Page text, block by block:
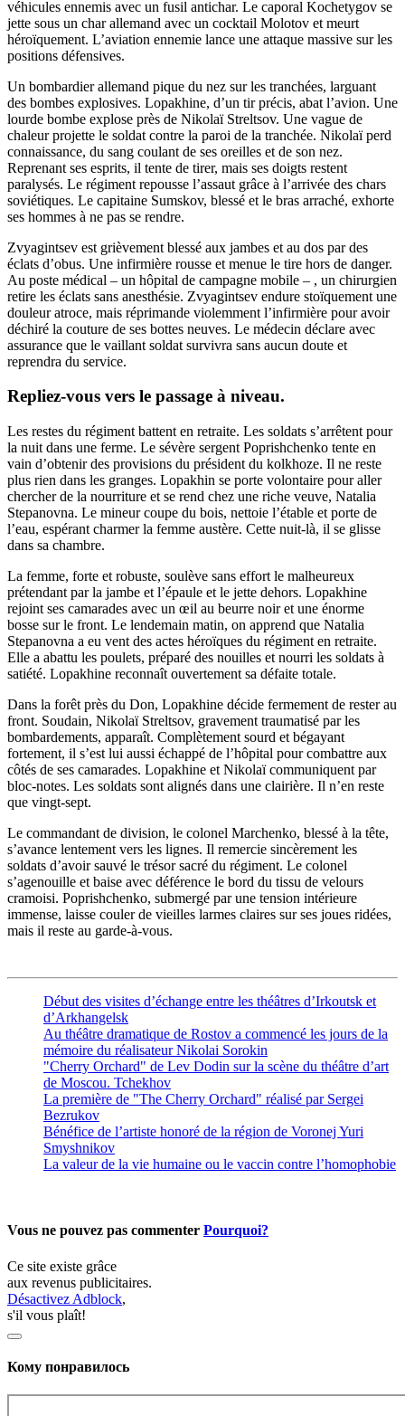
véhicules ennemis avec un fusil antichar. Le caporal Kochetygov se
jette sous un char allemand avec un cocktail Molotov et meurt
héroïquement. L’aviation ennemie lance une attaque massive sur les
positions défensives.
Un bombardier allemand pique du nez sur les tranchées, larguant
des bombes explosives. Lopakhine, d’un tir précis, abat l’avion. Une
lourde bombe explose près de Nikolaï Streltsov. Une vague de
chaleur projette le soldat contre la paroi de la tranchée. Nikolaï perd
connaissance, du sang coulant de ses oreilles et de son nez.
Reprenant ses esprits, il tente de tirer, mais ses doigts restent
paralysés. Le régiment repousse l’assaut grâce à l’arrivée des chars
soviétiques. Le capitaine Sumskov, blessé et le bras arraché, exhorte
ses hommes à ne pas se rendre.
Zvyagintsev est grièvement blessé aux jambes et au dos par des
éclats d’obus. Une infirmière rousse et menue le tire hors de danger.
Au poste médical – un hôpital de campagne mobile – , un chirurgien
retire les éclats sans anesthésie. Zvyagintsev endure stoïquement une
douleur atroce, mais réprimande violemment l’infirmière pour avoir
déchiré la couture de ses bottes neuves. Le médecin déclare avec
assurance que le vaillant soldat survivra sans aucun doute et
reprendra du service.
Repliez-vous vers le passage à niveau.
Les restes du régiment battent en retraite. Les soldats s’arrêtent pour
la nuit dans une ferme. Le sévère sergent Poprishchenko tente en
vain d’obtenir des provisions du président du kolkhoze. Il ne reste
plus rien dans les granges. Lopakhin se porte volontaire pour aller
chercher de la nourriture et se rend chez une riche veuve, Natalia
Stepanovna. Le mineur coupe du bois, nettoie l’étable et porte de
l’eau, espérant charmer la femme austère. Cette nuit-là, il se glisse
dans sa chambre.
La femme, forte et robuste, soulève sans effort le malheureux
prétendant par la jambe et l’épaule et le jette dehors. Lopakhine
rejoint ses camarades avec un œil au beurre noir et une énorme
bosse sur le front. Le lendemain matin, on apprend que Natalia
Stepanovna a eu vent des actes héroïques du régiment en retraite.
Elle a abattu les poulets, préparé des nouilles et nourri les soldats à
satiété. Lopakhine reconnaît ouvertement sa défaite totale.
Dans la forêt près du Don, Lopakhine décide fermement de rester au
front. Soudain, Nikolaï Streltsov, gravement traumatisé par les
bombardements, apparaît. Complètement sourd et bégayant
fortement, il s’est lui aussi échappé de l’hôpital pour combattre aux
côtés de ses camarades. Lopakhine et Nikolaï communiquent par
bloc-notes. Les soldats sont alignés dans une clairière. Il n’en reste
que vingt-sept.
Le commandant de division, le colonel Marchenko, blessé à la tête,
s’avance lentement vers les lignes. Il remercie sincèrement les
soldats d’avoir sauvé le trésor sacré du régiment. Le colonel
s’agenouille et baise avec déférence le bord du tissu de velours
cramoisi. Poprishchenko, submergé par une tension intérieure
immense, laisse couler de vieilles larmes claires sur ses joues ridées,
mais il reste au garde-à-vous.
Début des visites d’échange entre les théâtres d’Irkoutsk et
d’Arkhangelsk
Au théâtre dramatique de Rostov a commencé les jours de la
mémoire du réalisateur Nikolai Sorokin
"Cherry Orchard" de Lev Dodin sur la scène du théâtre d’art
de Moscou. Tchekhov
La première de "The Cherry Orchard" réalisé par Sergei
Bezrukov
Bénéfice de l’artiste honoré de la région de Voronej Yuri
Smyshnikov
La valeur de la vie humaine ou le vaccin contre l’homophobie
Vous ne pouvez pas commenter Pourquoi?
Ce site existe grâce
aux revenus publicitaires.
Désactivez Adblock,
s'il vous plaît!
Кому понравилось